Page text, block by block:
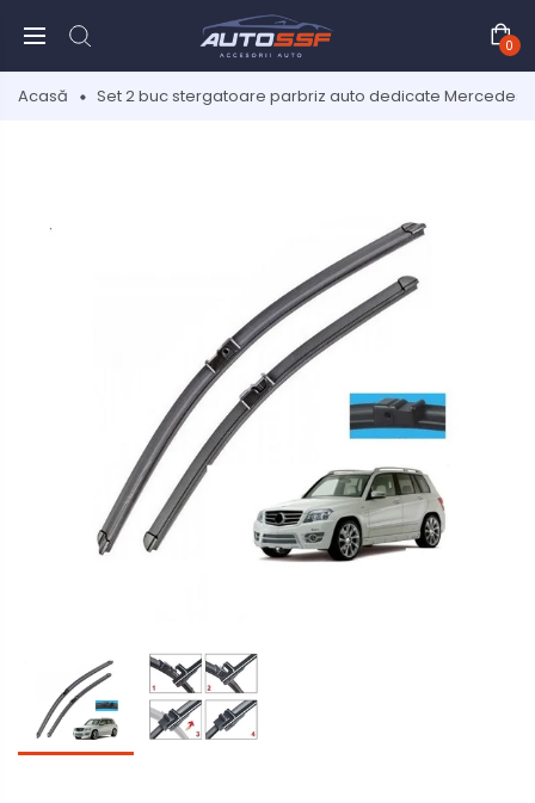
0
Acasă Set 2 buc stergatoare parbriz auto dedicate Mercedes-